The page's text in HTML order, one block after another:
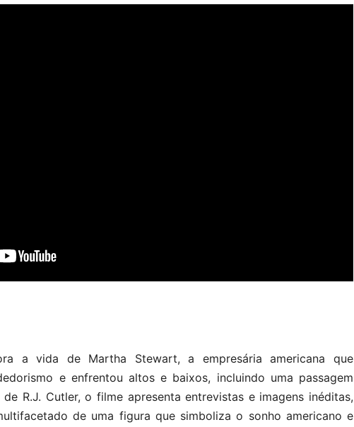
a vida de Martha Stewart, a empresária americana que
e enfrentou altos e baixos, incluindo uma passagem
R.J. Cutler, o filme apresenta entrevistas e imagens inéditas,
de uma figura que simboliza o sonho americano e